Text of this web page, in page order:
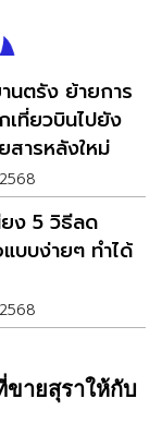
นตรัง ย้ายการ
เที่ยวบินไปยัง
สารหลังใหม่
ง 5 วิธีลด
บบง่ายๆ ทำได้
ายสุราให้กับ